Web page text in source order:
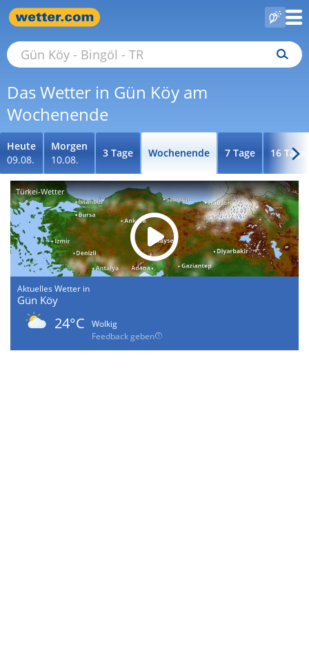
Das Wetter in Gün Köy am
Wochenende
Heute
09.08.
Morgen
10.08.
3 Tage Wochenende 7 Tage 16 Tage
Türkei-Wetter
Aktuelles Wetter in
Gün Köy
24°C
Wolkig
Feedback geben